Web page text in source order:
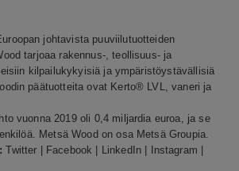
johtavista puuviilutuotteiden
tarjoaa rakennus-, teollisuus- ja
kilpailukykyisiä ja ympäristöystävällisiä
päätuotteita ovat Kerto® LVL, vaneri ja
vuonna 2019 oli 0,4 miljardia euroa, ja se
Metsä Wood on osa Metsä Groupia.
:Twitter Facebook LinkedIn Instagram